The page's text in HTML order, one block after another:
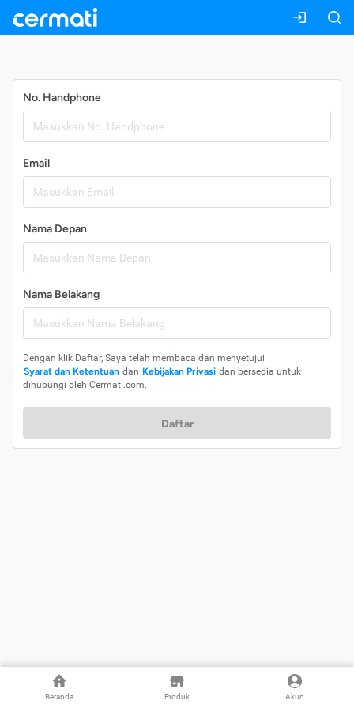
Beranda Produk Akun
No. Handphone
Email
Nama Depan
Nama Belakang
Dengan klik Daftar, Saya telah membaca dan menyetujui
Syarat dan Ketentuan dan Kebijakan Privasi dan bersedia untuk
dihubungi oleh Cermati.com.
Daftar